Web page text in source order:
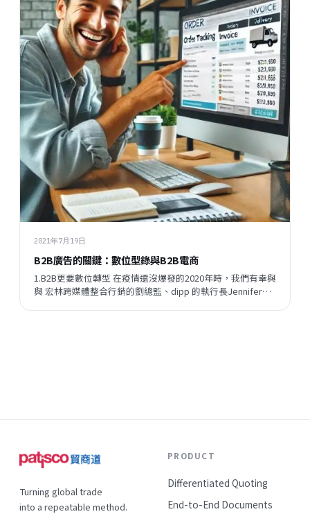
2021年7月19日
B2B廣告的關鍵：數位型錄與B2B電商
1.B2B更要數位轉型 在疫情還沒爆發的2020年時，我們有幸與
與 宏林跨媒體整合行銷的劉總監、dipp 的執行長Jennifer一
Turning global trade
into a repeatable method.
PRODUCT
Differentiated Quoting
End-to-End Documents